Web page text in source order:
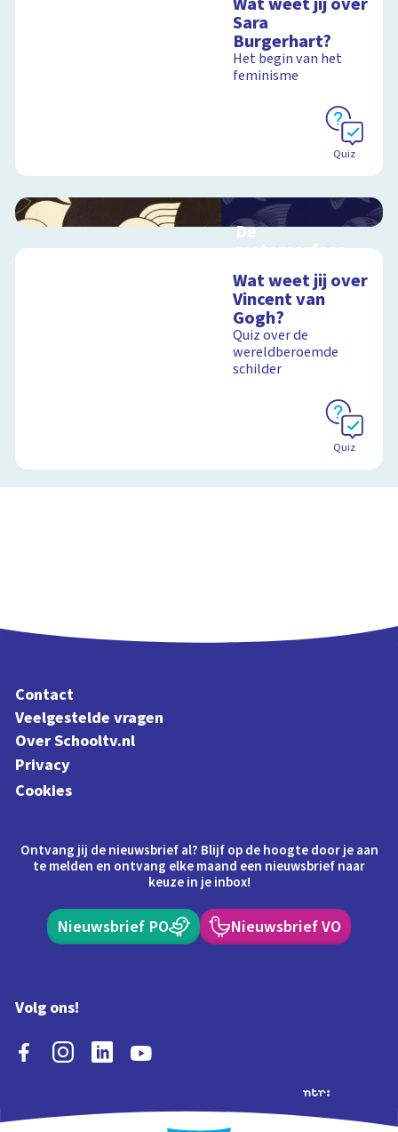
Sara
Burgerhart?
Het begin van het
feminisme
Quiz
De
metamorfose
van Escher
Interactieve
schoolplaat over het
werk van Escher
Wat weet jij over
Vincent van
Gogh?
Quiz over de
wereldberoemde
schilder
Quiz
Contact
Veelgestelde vragen
Over Schooltv.nl
Privacy
Cookies
Ontvang jij de nieuwsbrief al? Blijf op de hoogte door je aan
te melden en ontvang elke maand een nieuwsbrief naar
keuze in je inbox!
Nieuwsbrief PO Nieuwsbrief VO
Volg ons!